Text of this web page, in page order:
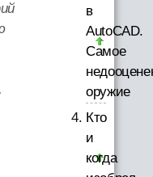
в
AutoCAD.
Самое
оружие
Кто
и
когда